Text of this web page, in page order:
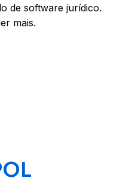
de software jurídico.
mais.